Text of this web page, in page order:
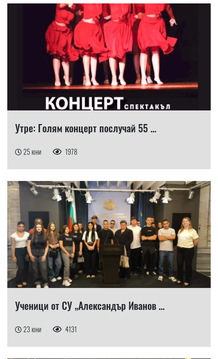
Утре: Голям концерт послучай 55 ...
25 юни 1978
Ученици от СУ „Александър Иванов ...
23 юни 4131